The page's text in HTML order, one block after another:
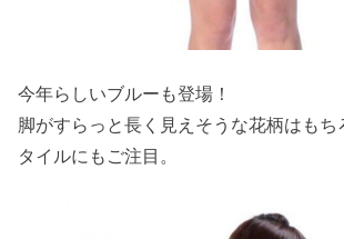
今年らしいブルーも登場！
脚がすらっと長く見えそうな花柄はもち
タイルにもご注目。